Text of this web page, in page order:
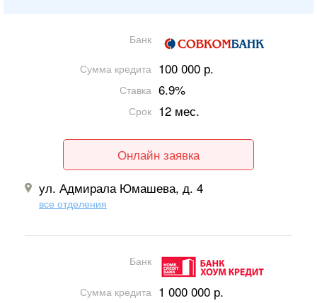
Банк
Сумма кредита 100 000 р.
Ставка 6.9%
Срок 12 мес.
Онлайн заявка
ул. Адмирала Юмашева, д. 4
все отделения
Банк
Сумма кредита 1 000 000 р.